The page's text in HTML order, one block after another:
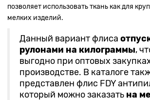
позволяет использовать ткань как для
мелких изделий.
Данный вариант флиса
рулонами на килограммы,
выгодно при оптовых
производстве. В каталоге
представлен флис FDY
который можно заказать на